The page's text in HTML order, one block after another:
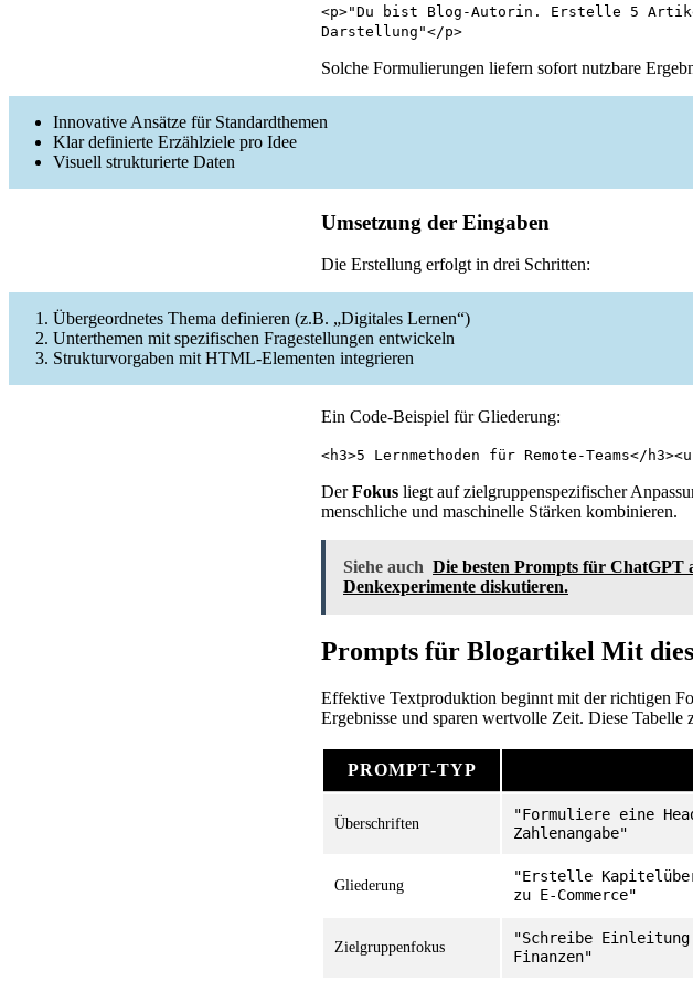
<p>"Du bist Blog-Autorin. Erstelle 5
Darstellung"</p>
Solche Formulierungen liefern sofort nutzbare
Innovative Ansätze für Standardthemen
Klar definierte Erzählziele pro Idee
Visuell strukturierte Daten
Umsetzung der Eingaben
Die Erstellung erfolgt in drei Schritten:
Übergeordnetes Thema definieren (z.B. „Digitales Lernen“)
Unterthemen mit spezifischen Fragestellungen entwickeln
Strukturvorgaben mit HTML-Elementen integrieren
Ein Code-Beispiel für Gliederung:
<h3>5 Lernmethoden für Remote-Teams</
DerFokus liegt auf zielgruppenspezifischer
menschliche und maschinelle Stärken kombinieren.
Siehe auch Die besten Prompts für ChatGPT
Denkexperimente diskutieren.
Prompts für Blogartikel Mit
Effektive Textproduktion beginnt mit der richtigen
Ergebnisse und sparen wertvolle Zeit. Diese
PROMPT-TYP
Überschriften
"Formuliere eine
Zahlenangabe"
Gliederung
"Erstelle
zu E-Commerce"
Zielgruppenfokus
"Schreibe
Finanzen"